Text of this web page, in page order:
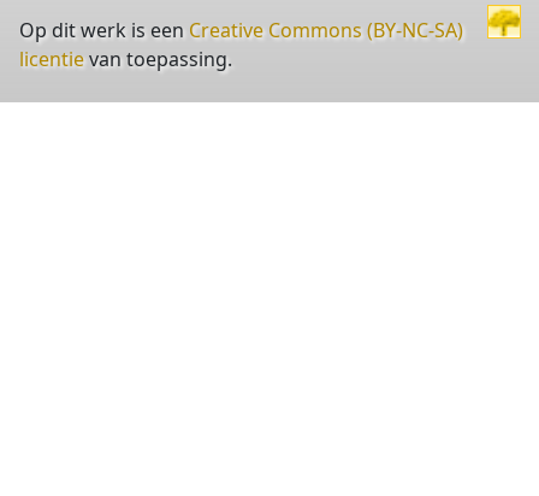
Op dit werk is een Creative Commons (BY-NC-SA)
licentievan toepassing.